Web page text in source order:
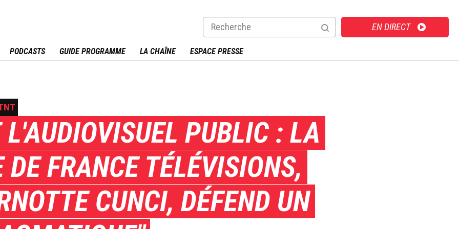
EN DIRECT
PODCASTS GUIDE PROGRAMME LA CHAÎNE ESPACE PRESSE
L'AUDIOVISUEL PUBLIC : LA
DE FRANCE TÉLÉVISIONS,
CUNCI, DÉFEND UN